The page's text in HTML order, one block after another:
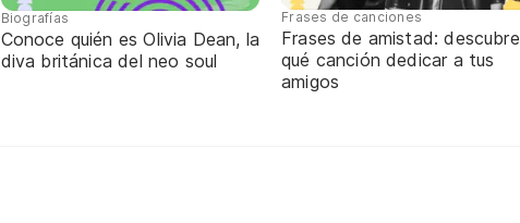
Biografías
Conoce quién es Olivia Dean, la
diva británica del neo soul
Frases de canciones
Frases de amistad: descubre
qué canción dedicar a tus
amigos